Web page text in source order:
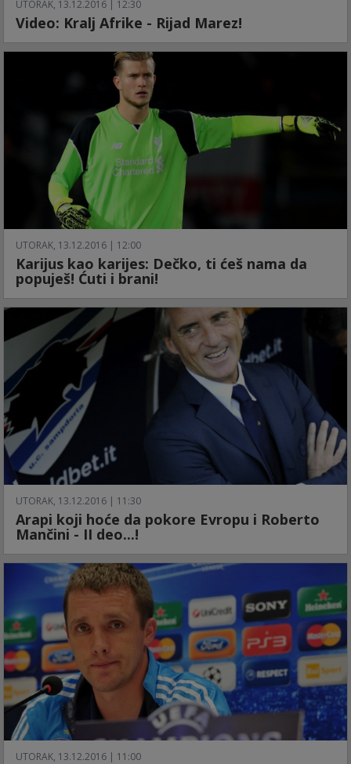
UTORAK, 13.12.2016 | 12:30
Video: Kralj Afrike - Rijad Marez!
UTORAK, 13.12.2016 | 12:00
Karijus kao karijes: Dečko, ti ćeš nama da
popuješ! Ćuti i brani!
UTORAK, 13.12.2016 | 11:30
Arapi koji hoće da pokore Evropu i Roberto
Mančini - II deo...!
UTORAK, 13.12.2016 | 11:00